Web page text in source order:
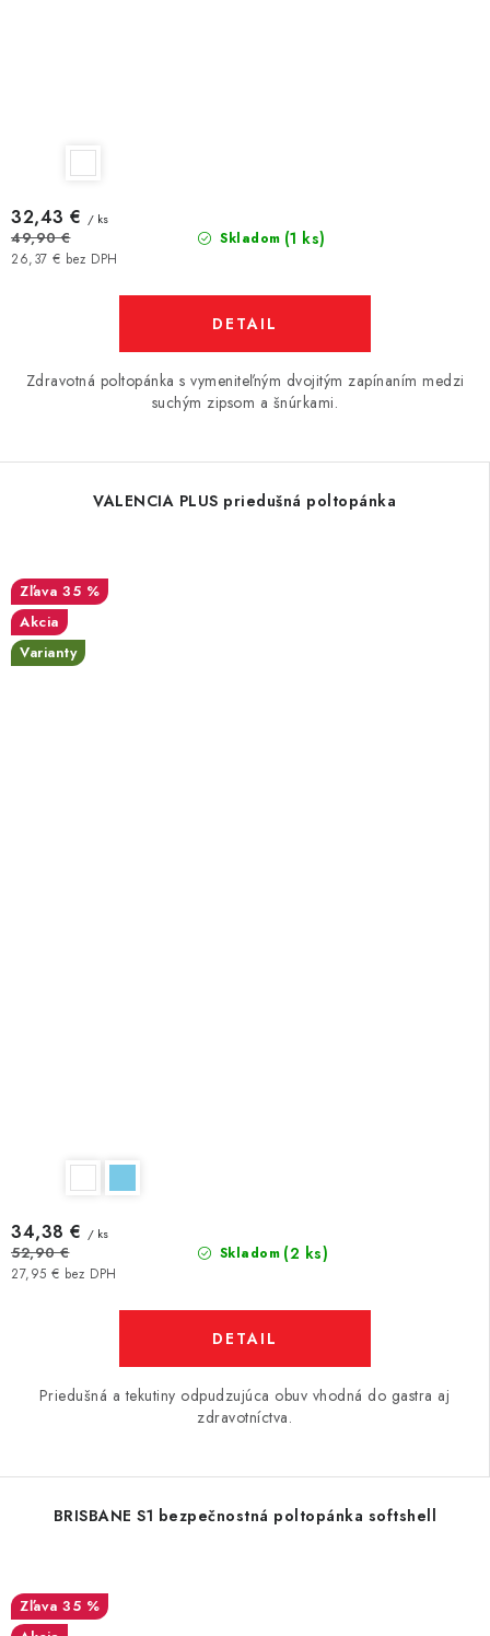
Skladom (1 ks)
26,37 € bez DPH
32,43 € / ks
49,90 €
DETAIL
Zdravotná poltopánka s vymeniteľným dvojitým zapínaním medzi
suchým zipsom a šnúrkami.
VALENCIA PLUS priedušná poltopánka
35 %
Akcia
Varianty
Skladom (2 ks)
27,95 € bez DPH
34,38 € / ks
52,90 €
DETAIL
Priedušná a tekutiny odpudzujúca obuv vhodná do gastra aj
zdravotníctva.
BRISBANE S1 bezpečnostná poltopánka softshell
35 %